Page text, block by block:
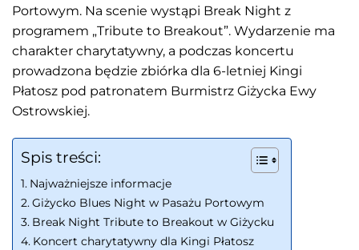
Portowym. Na scenie wystąpi Break Night z
programem „Tribute to Breakout”. Wydarzenie ma
charakter charytatywny, a podczas koncertu
prowadzona będzie zbiórka dla 6-letniej Kingi
Płatosz pod patronatem Burmistrz Giżycka Ewy
Ostrowskiej.
Spis treści:
Najważniejsze informacje
Giżycko Blues Night w Pasażu Portowym
Break Night Tribute to Breakout w Giżycku
Koncert charytatywny dla Kingi Płatosz